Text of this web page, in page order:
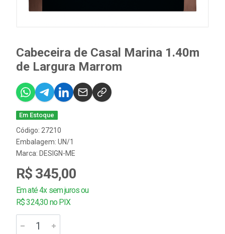
Cabeceira de Casal Marina 1.40m
de Largura Marrom
Em Estoque
Código: 27210
Embalagem: UN/1
Marca: DESIGN-ME
R$ 345,00
Em até 4x sem juros ou
R$ 324,30 no PIX